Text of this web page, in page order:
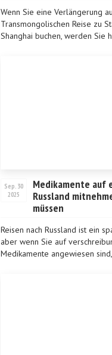
Wenn Sie eine Verlängerung
Transmongolischen Reise zu
Shanghai buchen, werden Sie
Sep. 30
2025
Medikamente auf
Russland
müssen
Reisen nach Russland ist ein
aber wenn Sie auf
Medikamente angewiesen